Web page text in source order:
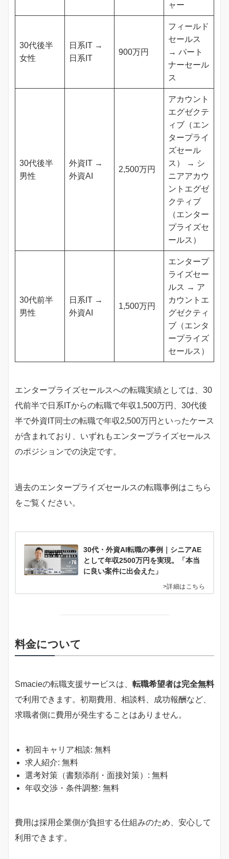
ャー
30代後半
女性
日系IT →
日系IT
900万円
フィールド
セールス
→ パート
ナーセール
ス
30代後半
男性
外資IT →
外資AI
2,500万円
アカウント
エグゼクテ
ィブ（エン
タープライ
ズセール
ス） → シ
ニアアカウ
ントエグゼ
クティブ
（エンター
プライズセ
ールス）
30代前半
男性
日系IT →
外資AI
1,500万円
エンタープ
ライズセー
ルス → ア
カウントエ
グゼクティ
ブ（エンタ
ープライズ
セールス）
エンタープライズセールスへの転職実績としては、30
代前半で日系ITからの転職で年収1,500万円、30代後
半で外資IT同士の転職で年収2,500万円といったケース
が含まれており、いずれもエンタープライズセールス
のポジションでの決定です。
過去のエンタープライズセールスの転職事例はこちら
をご覧ください。
30代・外資AI転職の事例｜シニアAE
として年収2500万円を実現。「本当
に良い案件に出会えた」
>詳細はこちら
料金について
Smacieの転職支援サービスは、 転職希望者は完全無料
で利用できます。初期費用、相談料、成功報酬など、
求職者側に費用が発生することはありません。
初回キャリア相談: 無料
求人紹介: 無料
選考対策（書類添削・面接対策）: 無料
年収交渉・条件調整: 無料
費用は採用企業側が負担する仕組みのため、安心して
利用できます。